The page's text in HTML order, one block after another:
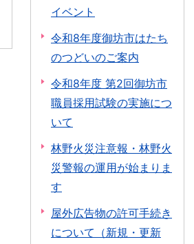
イベント
令和8年度御坊市はたち
のつどいのご案内
令和8年度 第2回御坊市
職員採用試験の実施につ
いて
林野火災注意報・林野火
災警報の運用が始まりま
す
屋外広告物の許可手続き
について（新規・更新